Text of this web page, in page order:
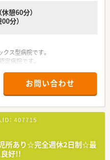
憩60分）
分）
ス型病院です。
病院です。
可能です。
ので落ち着いた雰囲気の中で、勤
方も歓迎しております。
きたいための募集となります。
お問い合わせ
： 407715
所あり☆完全週休2日制☆最
好!!